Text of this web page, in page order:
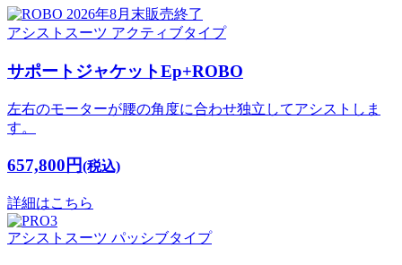
2026年8月末販売終了
アシストスーツ アクティブタイプ
サポートジャケットEp+ROBO
左右のモーターが腰の角度に合わせ独立してアシストしま
す。
657,800円(税込)
詳細はこちら
アシストスーツ パッシブタイプ